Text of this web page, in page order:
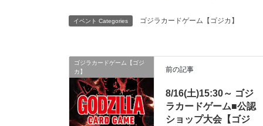
イベント Categories ゴジラカードゲーム【ゴジカ】
ゴジラカードゲーム【ゴジ
カ】
前の記事
8/16(土)15:30～ ゴジ
ラカードゲーム■公認
ショップ大会【ゴジ